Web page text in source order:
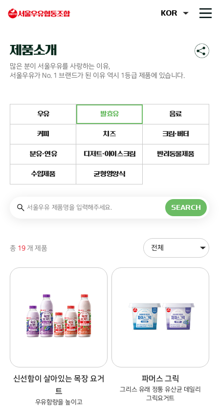
제품소개
많은 분이 서울우유를 사랑하는 이유,
서울우유가 No. 1 브랜드가 된 이유 역시 1등급 제품에 있습니다.
우유 발효유 음료
커피 치즈 크림·버터
분유·연유 디저트·아이스크림 반려동물제품
수입제품 균형영양식
SEARCH
총 19개 제품
신선함이 살아있는 목장 요거
트
우유함량을 높이고
파머스 그릭
그리스 유래 정통 유산균 데일리
그릭요거트